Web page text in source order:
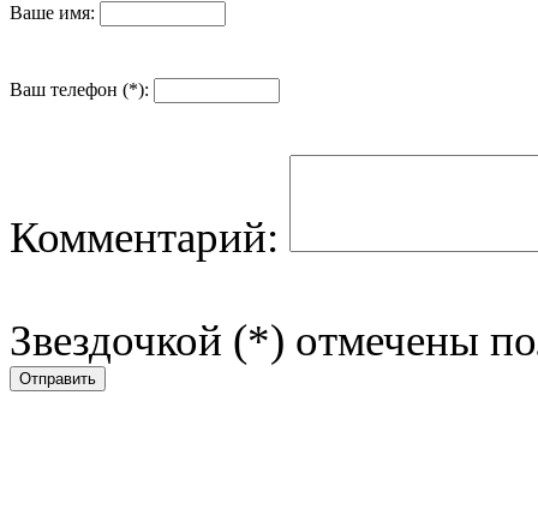
Ваше имя:
Ваш телефон (*):
Комментарий:
Звездочкой (*) отмечены